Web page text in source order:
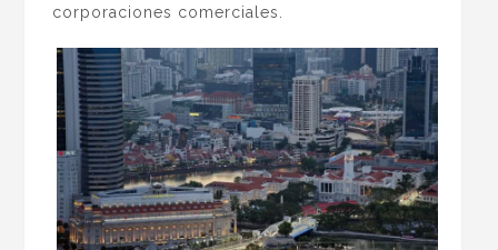
corporaciones comerciales.